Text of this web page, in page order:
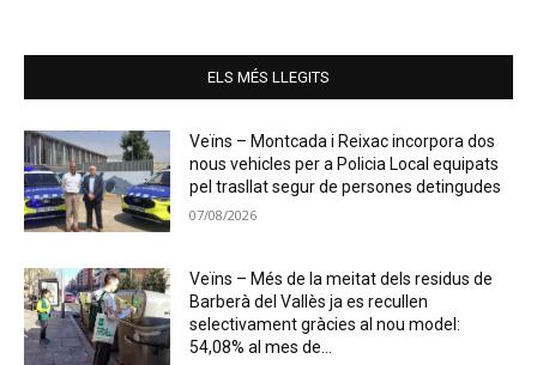
ELS MÉS LLEGITS
Veïns – Montcada i Reixac incorpora dos
nous vehicles per a Policia Local equipats
pel trasllat segur de persones detingudes
07/08/2026
Veïns – Més de la meitat dels residus de
Barberà del Vallès ja es recullen
selectivament gràcies al nou model:
54,08% al mes de...